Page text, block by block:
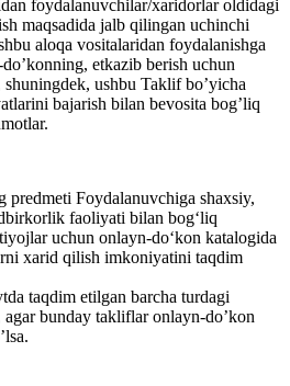
foydalanuvchilar/xaridorlar oldidagi
maqsadida jalb qilingan uchinchi
aloqa vositalaridan foydalanishga
etkazib berish uchun
ushbu Taklif bo’yicha
bajarish bilan bevosita bog’liq
predmeti Foydalanuvchiga shaxsiy,
faoliyati bilan bog‘liq
uchun onlayn-do‘kon katalogida
xarid qilish imkoniyatini taqdim
taqdim etilgan barcha turdagi
bunday takliflar onlayn-do’kon